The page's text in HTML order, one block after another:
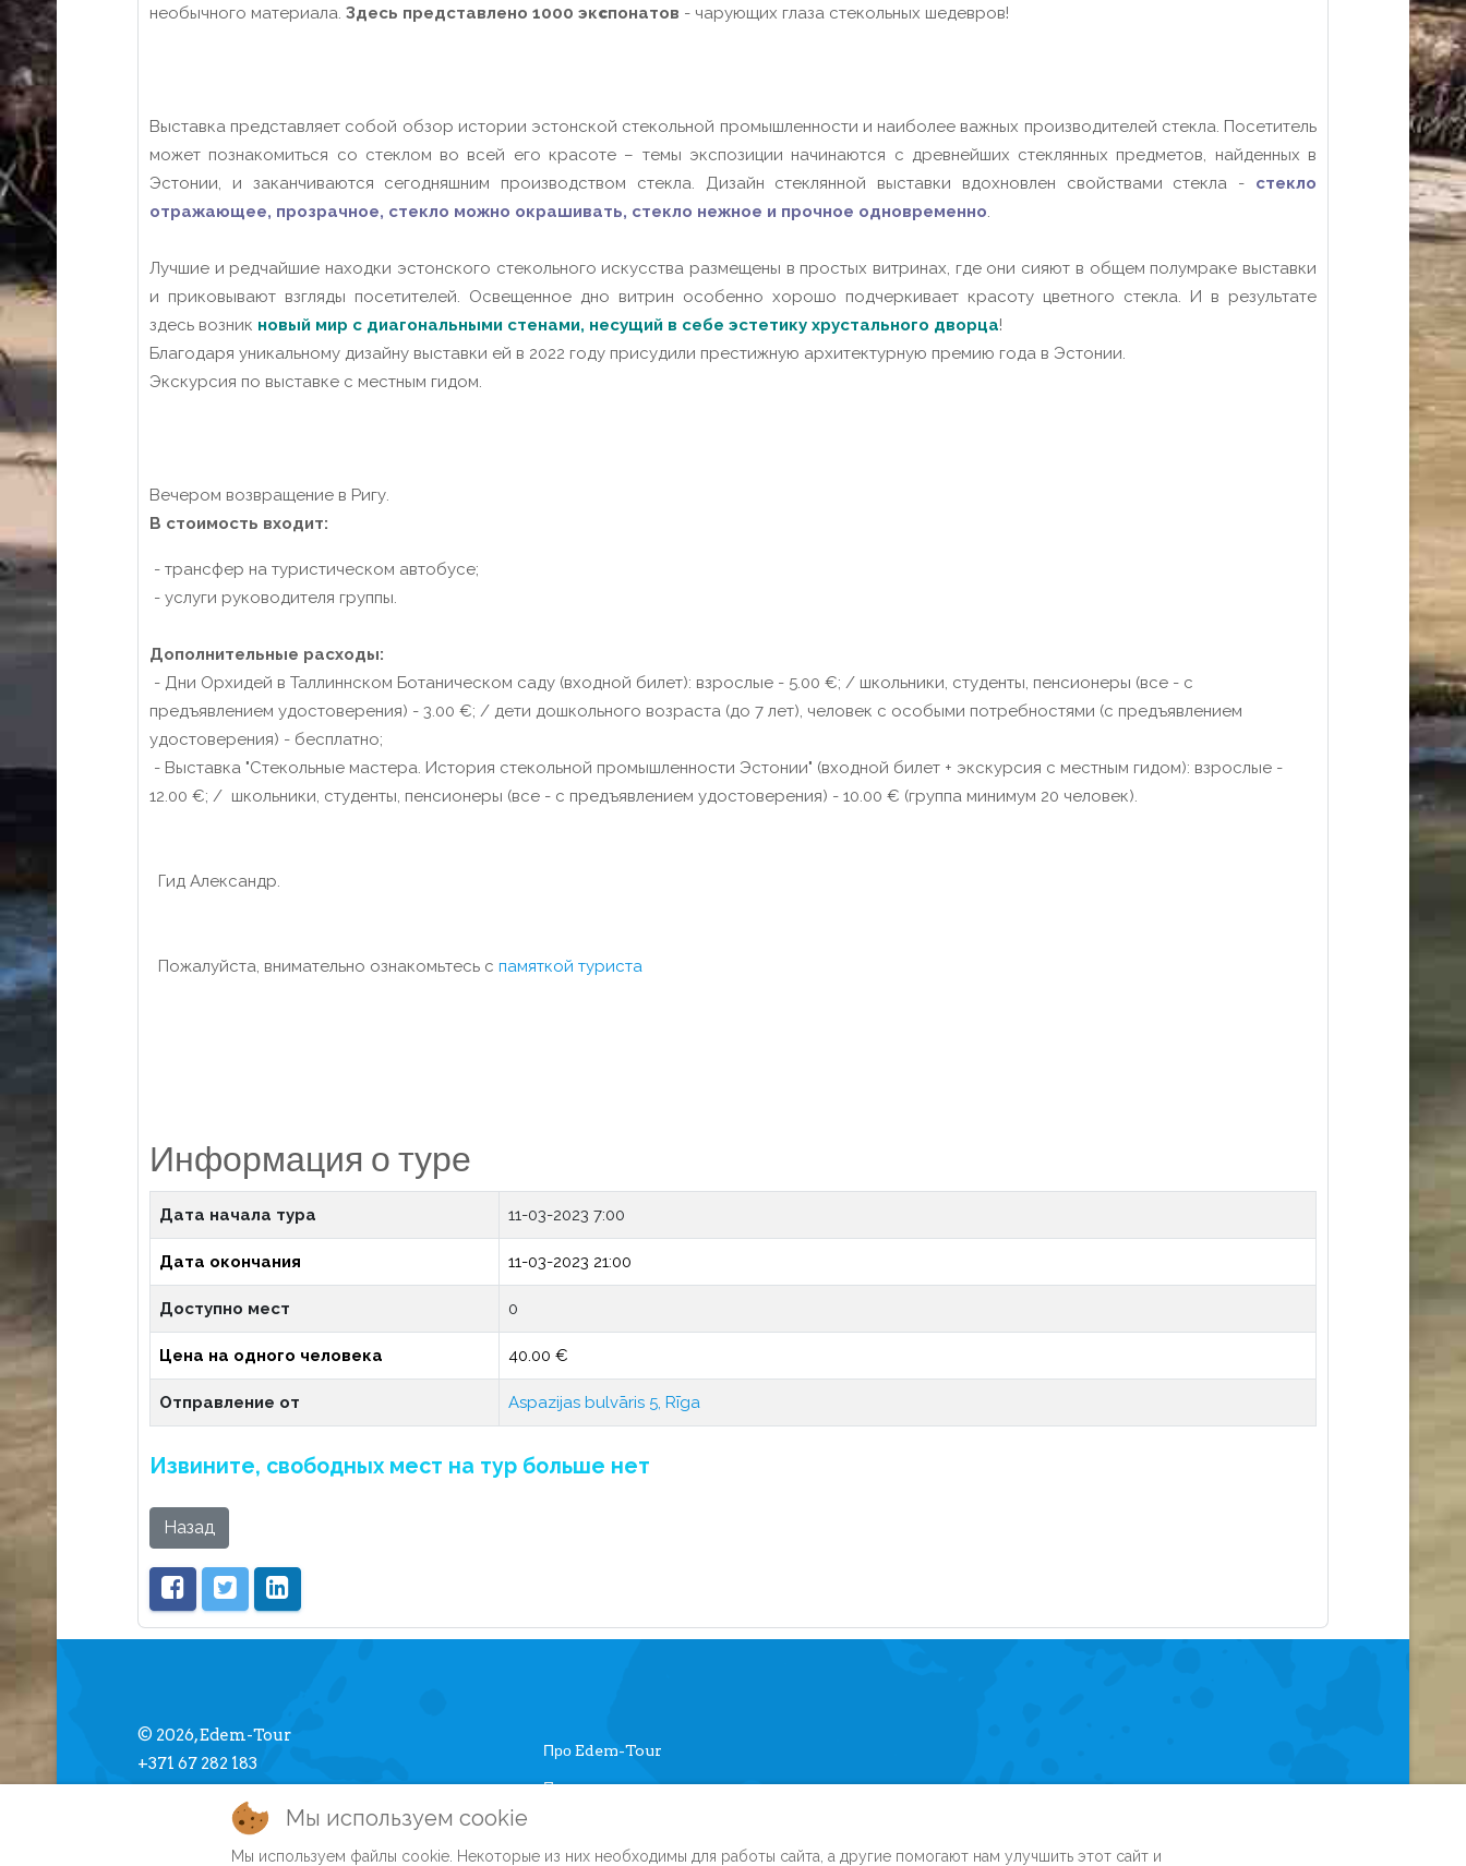
необычного материала. Здесь представлено 1000 экспонатов - чарующих глаза стекольных шедевров!
Выставка представляет собой обзор истории эстонской стекольной промышленности и наиболее важных производителей стекла. Посетитель
может познакомиться со стеклом во всей его красоте – темы экспозиции начинаются с древнейших стеклянных предметов, найденных в
Эстонии, и заканчиваются сегодняшним производством стекла.
Дизайн стеклянной выставки вдохновлен свойствами стекла - стекло
отражающее, прозрачное, стекло можно окрашивать, стекло нежное и прочное одновременно.
Лучшие и редчайшие находки эстонского стекольного искусства размещены в простых витринах, где они сияют в общем полумраке выставки
и приковывают взгляды посетителей. Освещенное дно витрин особенно хорошо подчеркивает красоту цветного стекла. И в результате
здесь возник новый мир с диагональными стенами, несущий в себе эстетику хрустального дворца!
Благодаря уникальному дизайну выставки ей в 2022 году присудили престижную архитектурную премию года в Эстонии.
Экскурсия по выставке с местным гидом.
Вечером возвращение в Ригу.
В стоимость входит:
- трансфер на туристическом автобусе;
- услуги руководителя группы.
Дополнительные расходы:
- Дни Орхидей в Таллиннском Ботаническом саду (входной билет): взрослые - 5.00 €; / школьники, студенты, пенсионеры (все - с
предъявлением удостоверения) - 3.00 €; / дети дошкольного возраста (до 7 лет), человек с особыми потребностями (с предъявлением
удостоверения) - бесплатно;
- Выставка "Стекольные мастера. История стекольной промышленности Эстонии" (входной билет + экскурсия с местным гидом): взрослые -
12.00 €; / школьники, студенты, пенсионеры (все - с предъявлением удостоверения) - 10.00 € (группа минимум 20 человек).
Гид Александр.
Пожалуйста, внимательно ознакомьтесь с памяткой туриста
Информация о туре
Дата начала тура 11-03-2023 7:00
Дата окончания 11-03-2023 21:00
Доступно мест 0
Цена на одного человека 40.00 €
Отправление от Aspazijas bulvāris 5, Rīga
Извините, свободных мест на тур больше нет
Назад
© 2026, Edem-Tour
+371 67 282 183
Про Edem-Tour
Памятка туристу
Автобусные туры
Мы используем cookie
Мы используем файлы cookie. Некоторые из них необходимы для работы сайта, а другие помогают нам улучшить этот сайт и